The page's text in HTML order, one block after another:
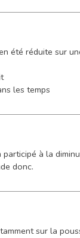
été réduite sur
les temps
à la
donc.
sur la